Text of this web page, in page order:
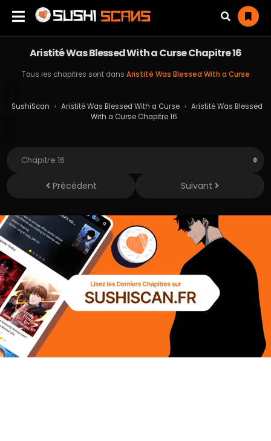
Aristité Was Blessed With a Curse Chapitre 16
Tous les chapitres sont dans Aristité Was Blessed With a Curse
SushiScan › Aristité Was Blessed With a Curse › Aristité Was Blessed
With a Curse Chapitre 16
Précédent Suivant